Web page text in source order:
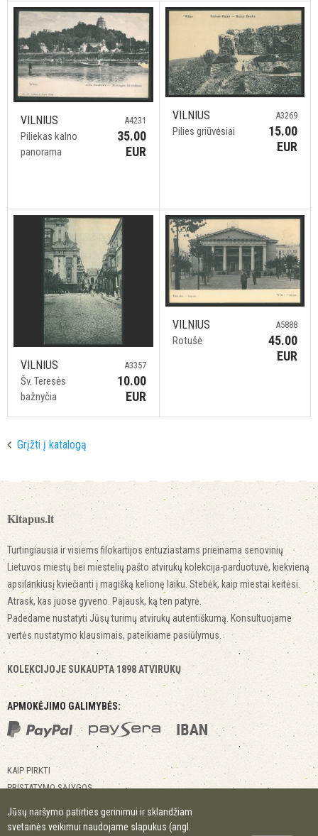
VILNIUS
Piliekas kalno
panorama
A4231
35.00
EUR
VILNIUS
Pilies griūvėsiai
A3269
15.00
EUR
VILNIUS
Šv. Teresės
bažnyčia
A3357
10.00
EUR
VILNIUS
Rotušė
A5888
45.00
EUR
Grįžti į katalogą
Kitapus.lt
Turtingiausia ir visiems filokartijos entuziastams prieinama senovinių
Lietuvos miestų bei miestelių pašto atvirukų kolekcija-parduotuvė, kiekvieną
apsilankiusį kviečianti į magišką kelionę laiku. Stebėk, kaip miestai keitėsi.
Atrask, kas juose gyveno. Pajausk, ką ten patyrė.
Padedame nustatyti Jūsų turimų atvirukų autentiškumą. Konsultuojame
vertės nustatymo klausimais, pateikiame pasiūlymus.
KOLEKCIJOJE SUKAUPTA 1898 ATVIRUKŲ
APMOKĖJIMO GALIMYBĖS:
KAIP PIRKTI
PRISTATYMO SĄLYGOS
KONTAKTAI
Jūsų naršymo patirties gerinimui ir sklandžiam
svetainės veikimui naudojame slapukus (angl.